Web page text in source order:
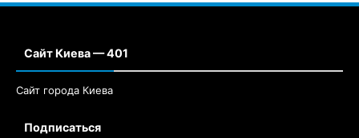
Сайт Киева — 401
Сайт города Киева
Подписаться